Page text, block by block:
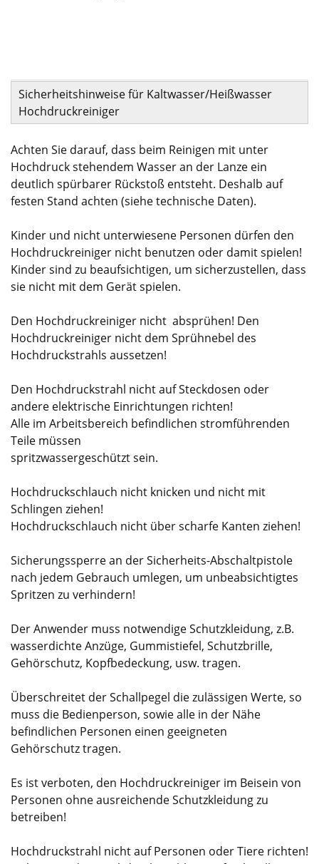
Sicherheitshinweise für Kaltwasser/Heißwasser
Hochdruckreiniger
Achten Sie darauf, dass beim Reinigen mit unter
Hochdruck stehendem Wasser an der Lanze ein
deutlich spürbarer Rückstoß entsteht. Deshalb auf
festen Stand achten (siehe technische Daten).
Kinder und nicht unterwiesene Personen dürfen den
Hochdruckreiniger nicht benutzen oder damit spielen!
Kinder sind zu beaufsichtigen, um sicherzustellen, dass
sie nicht mit dem Gerät spielen.
Den Hochdruckreiniger nicht absprühen! Den
Hochdruckreiniger nicht dem Sprühnebel des
Hochdruckstrahls aussetzen!
Den Hochdruckstrahl nicht auf Steckdosen oder
andere elektrische Einrichtungen richten!
Alle im Arbeitsbereich befindlichen stromführenden
Teile müssen
spritzwassergeschützt sein.
Hochdruckschlauch nicht knicken und nicht mit
Schlingen ziehen!
Hochdruckschlauch nicht über scharfe Kanten ziehen!
Sicherungssperre an der Sicherheits-Abschaltpistole
nach jedem Gebrauch umlegen, um unbeabsichtigtes
Spritzen zu verhindern!
Der Anwender muss notwendige Schutzkleidung, z.B.
wasserdichte Anzüge, Gummistiefel, Schutzbrille,
Gehörschutz, Kopfbedeckung, usw. tragen.
Überschreitet der Schallpegel die zulässigen Werte, so
muss die Bedienperson, sowie alle in der Nähe
befindlichen Personen einen geeigneten
Gehörschutz tragen.
Es ist verboten, den Hochdruckreiniger im Beisein von
Personen ohne ausreichende Schutzkleidung zu
betreiben!
Hochdruckstrahl nicht auf Personen oder Tiere richten!